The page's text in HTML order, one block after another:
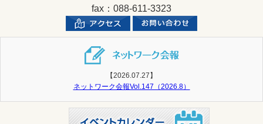
fax：088-611-3323
【2026.07.27】
ネットワーク会報Vol.147（2026.8）